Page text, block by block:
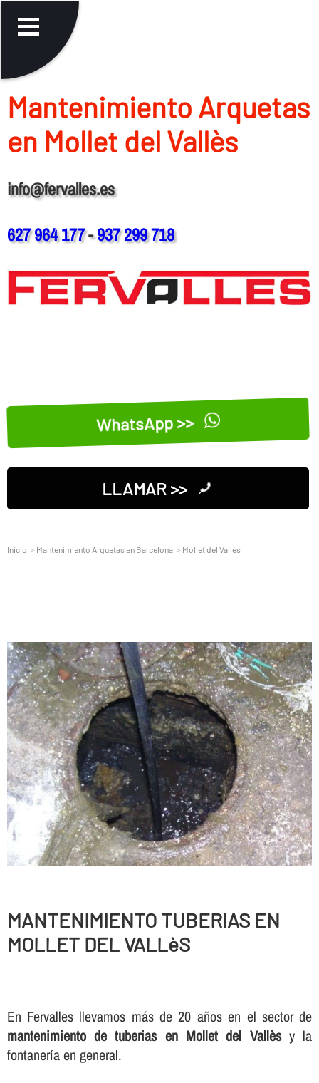
Mantenimiento Arquetas
en Mollet del Vallès
info@fervalles.es
627 964 177-937 299 718
WhatsApp >>
LLAMAR >>
Inicio Mantenimiento Arquetas en Barcelona Mollet del Vallès
MANTENIMIENTO TUBERIAS EN
MOLLET DEL VALLèS
En Fervalles llevamos más de 20 años en el sector de
mantenimiento de tuberias en Mollet del Vallèsy la
fontanerí­a en general.